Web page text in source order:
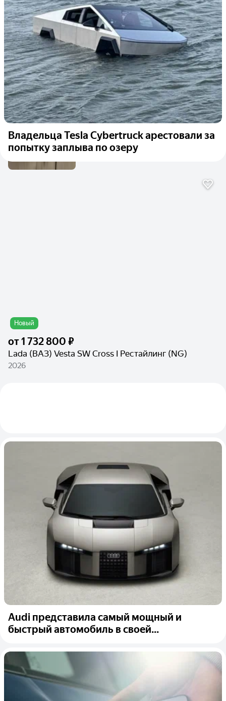
Владельца Tesla Cybertruck арестовали за
попытку заплыва по озеру
Новый
от1 732 800 ₽
Lada (ВАЗ) Vesta SW Cross I Рестайлинг (NG)
2026
Audi представила самый мощный и
быстрый автомобиль в своей...